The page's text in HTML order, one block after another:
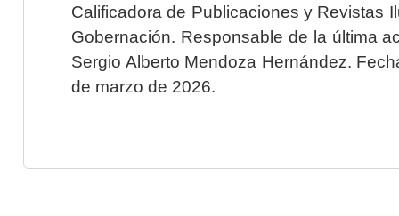
Calificadora de Publicaciones y Revistas
Gobernación. Responsable de la última
Sergio Alberto Mendoza Hernández.
de marzo de 2026.